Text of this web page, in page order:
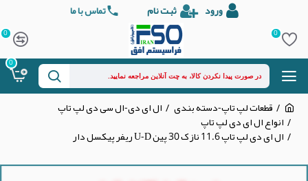
ورود ثبت نام تماس با ما
0
0
0
قطعات لپ تاپ-دسته بندی ال ای دی-ال سی دی لپ تاپ
انواع ال ای دی لپ تاپ
ال ای دی لپ تاپ 11.6 نازک 30 پین U-D ریفر پیکسل دار